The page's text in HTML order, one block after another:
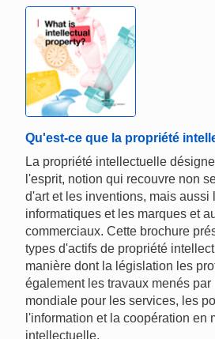
Qu'est-ce que la propriété
La propriété intellectuelle
l'esprit, notion qui recouvre non
d'art et les inventions, mais aussi
informatiques et les marques et
commerciaux. Cette brochure
types d'actifs de propriété
manière dont la législation les
également les travaux menés
mondiale pour les services, les
l'information et la coopération en
intellectuelle.